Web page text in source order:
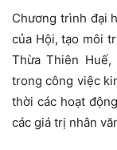
Chương trình đại
của Hội, tạo môi
Thừa Thiên
trong công việc
thời các hoạt
các giá trị nhân